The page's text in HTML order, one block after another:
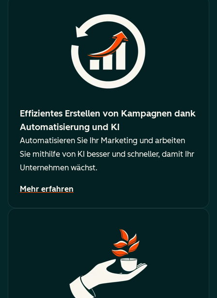
Effizientes Erstellen von Kampagnen dank
Automatisierung und KI
Automatisieren Sie Ihr Marketing und arbeiten
Sie mithilfe von KI besser und schneller, damit Ihr
Unternehmen wächst.
Mehr erfahren